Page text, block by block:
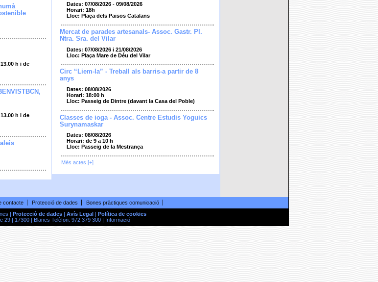
h i de
h i de
Dates: 07/08/2026 - 09/08/2026
Horari: 18h
Lloc: Plaça dels Països Catalans
Mercat de parades artesanals- Assoc. Gastr. Pl.
Ntra. Sra. del Vilar
Dates: 07/08/2026 i 21/08/2026
Lloc: Plaça Mare de Déu del Vilar
Circ “Liem-la” - Treball als barris-a partir de 8
anys
Dates: 08/08/2026
Horari: 18:00 h
Lloc: Passeig de Dintre (davant la Casa del Poble)
Classes de ioga - Assoc. Centre Estudis Yoguics
Surynamaskar
Dates: 08/08/2026
Horari: de 9 a 10 h
Lloc: Passeig de la Mestrança
Més actes [+]
contacte Protecció de dades
Bones pràctiques comunicació
|
Protecció de dades| Avís Legal
Política de cookies
29 | 17300 | Blanes Telèfon: 972 379 300 |
Informació